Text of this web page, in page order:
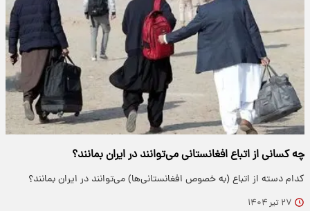
چه کسانی از اتباع افغانستانی می‌توانند در ایران بمانند؟
کدام دسته از اتباع (به خصوص افغانستانی‌ها) می‌توانند در ایران بمانند؟
۲۷ تیر ۱۴۰۴